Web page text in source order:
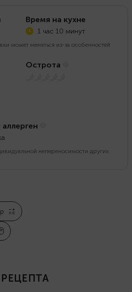
Время на кухне
1 час 10 минут
может меняться из-за особенностей
Острота
непереносимости других